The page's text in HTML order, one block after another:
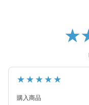
／Blue Light Barrier（ブ
コンタクトレンズには
ない絶妙なレンズサイ
らも印象的な瞳を演出し
2026年には、ブランド
し、イメージを一新しま
★★★★★
購入商品